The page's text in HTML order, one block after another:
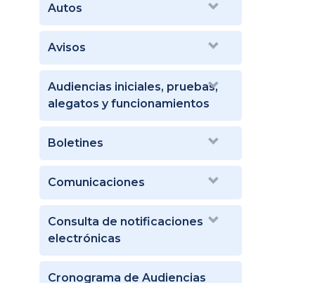
Autos
Avisos
Audiencias iniciales, pruebas,
alegatos y funcionamientos
Boletines
Comunicaciones
Consulta de notificaciones
electrónicas
Cronograma de Audiencias